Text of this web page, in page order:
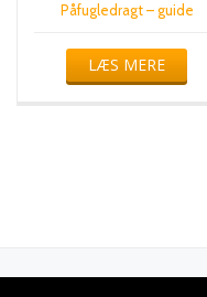
Påfugledragt – guide
LÆS MERE